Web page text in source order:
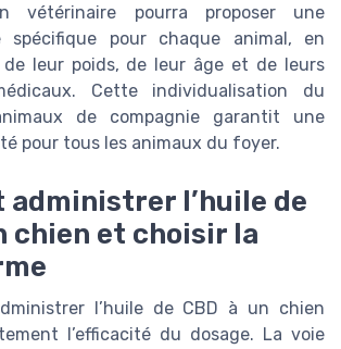
vétérinaire pourra proposer une
spécifique pour chaque animal, en
leur poids, de leur âge et de leurs
Cette individualisation du
de compagnie garantit une
pour tous les animaux du foyer.
administrer l’huile de
chien et choisir la
l’huile de CBD à un chien
l’efficacité du dosage. La voie